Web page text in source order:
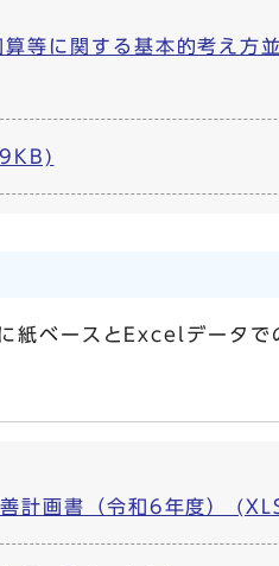
等に関する基本的考え
に紙ベースとExcelデータで
善計画書（令和6年度）